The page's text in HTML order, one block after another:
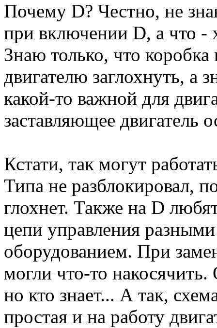
Почему D? Честно, не
при включении D, а что -
Знаю только, что
двигателю заглохнуть, а
какой-то важной для
заставляющее двигатель
Кстати, так могут
Типа не разблокировал,
глохнет. Также на D
цепи управления
оборудованием. При
могли что-то
но кто знает... А так,
простая и на работу